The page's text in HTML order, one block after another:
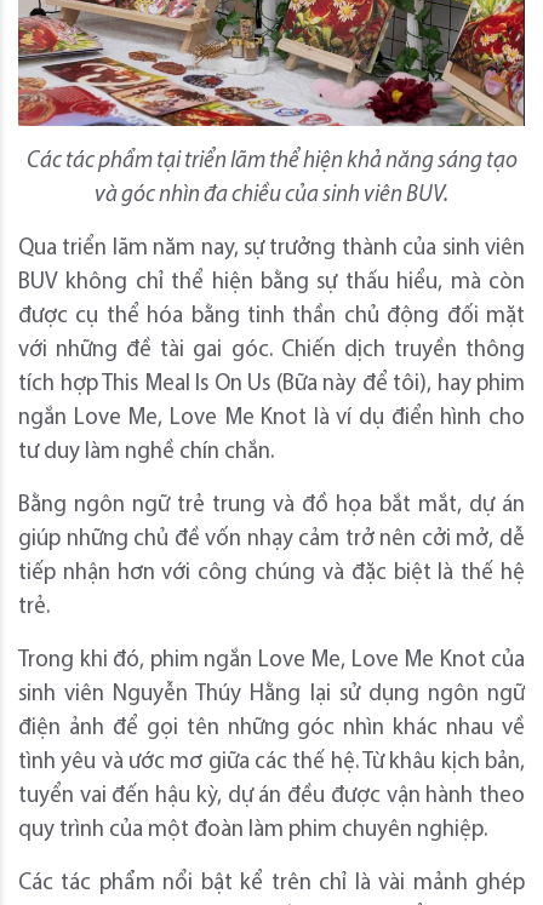
Các tác phẩm tại triển lãm thể hiện khả năng sáng tạo
và góc nhìn đa chiều của sinh viên BUV.
Qua triển lãm năm nay, sự trưởng thành của sinh viên
BUV không chỉ thể hiện bằng sự thấu hiểu, mà còn
được cụ thể hóa bằng tinh thần chủ động đối mặt
với những đề tài gai góc. Chiến dịch truyền thông
tích hợp This Meal Is On Us (Bữa này để tôi), hay phim
ngắn Love Me, Love Me Knot là ví dụ điển hình cho
tư duy làm nghề chín chắn.
Bằng ngôn ngữ trẻ trung và đồ họa bắt mắt, dự án
giúp những chủ đề vốn nhạy cảm trở nên cởi mở, dễ
tiếp nhận hơn với công chúng và đặc biệt là thế hệ
trẻ.
Trong khi đó, phim ngắn Love Me, Love Me Knot của
sinh viên Nguyễn Thúy Hằng lại sử dụng ngôn ngữ
điện ảnh để gọi tên những góc nhìn khác nhau về
tình yêu và ước mơ giữa các thế hệ. Từ khâu kịch bản,
tuyển vai đến hậu kỳ, dự án đều được vận hành theo
quy trình của một đoàn làm phim chuyên nghiệp.
Các tác phẩm nổi bật kể trên chỉ là vài mảnh ghép